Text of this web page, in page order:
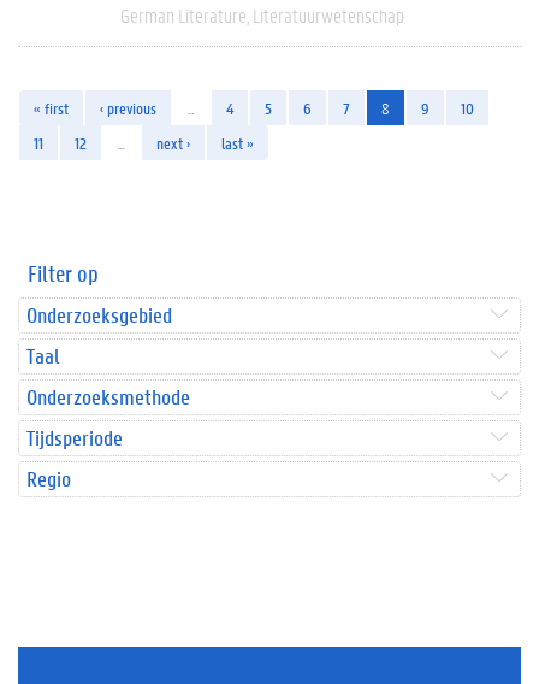
German Literature Literatuurwetenschap
« first ‹ previous 4 5 6 7 8 9
10
11
12 next › last »
Filter op
Onderzoeksgebied
Taal
Onderzoeksmethode
Tijdsperiode
Regio